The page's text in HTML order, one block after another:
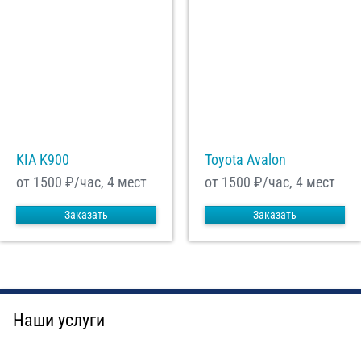
KIA K900
от 1500 ₽/час, 4 мест
Заказать
Toyota Avalon
от 1500 ₽/час, 4 мест
Заказать
Наши услуги